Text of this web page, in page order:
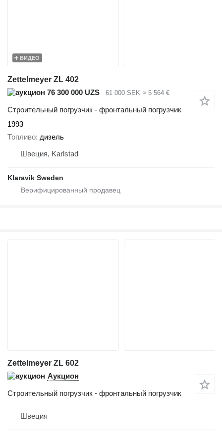
ВИДЕО
Zettelmeyer ZL 402
76 300 000 UZS
61 000 SEK ≈ 5 564 €
Строительный погрузчик - фронтальный погрузчик
1993
Топливо дизель
Швеция, Karlstad
Klaravik Sweden
Zettelmeyer ZL 602
Аукцион
Строительный погрузчик - фронтальный погрузчик
Швеция